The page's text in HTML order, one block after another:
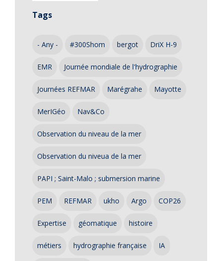
Tags
- Any - #300Shom bergot DriX H-9
EMR Journée mondiale de l'hydrographie
Journées REFMAR Marégrahe Mayotte
MerIGéo Nav&Co
Observation du niveau de la mer
Observation du niveua de la mer
PAPI ; Saint-Malo ; submersion marine
PEM REFMAR ukho Argo COP26
Expertise géomatique histoire
métiers hydrographie française IA